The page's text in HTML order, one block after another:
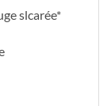
slcarée*